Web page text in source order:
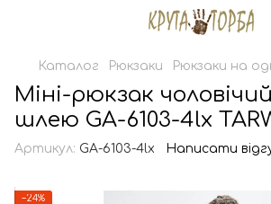
Каталог Рюкзаки Рюкзаки на
Міні-рюкзак
шлею GA-6103-4lx
Артикул: GA-6103-4lx Написати
−24%